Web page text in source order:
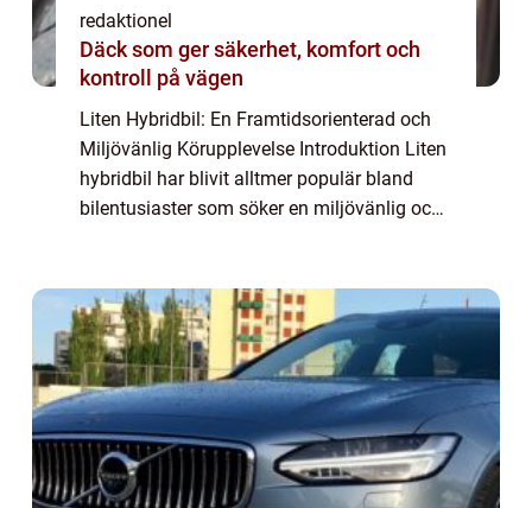
redaktionel
Däck som ger säkerhet, komfort och
kontroll på vägen
Liten Hybridbil: En Framtidsorienterad och
Miljövänlig Körupplevelse Introduktion Liten
hybridbil har blivit alltmer populär bland
bilentusiaster som söker en miljövänlig och